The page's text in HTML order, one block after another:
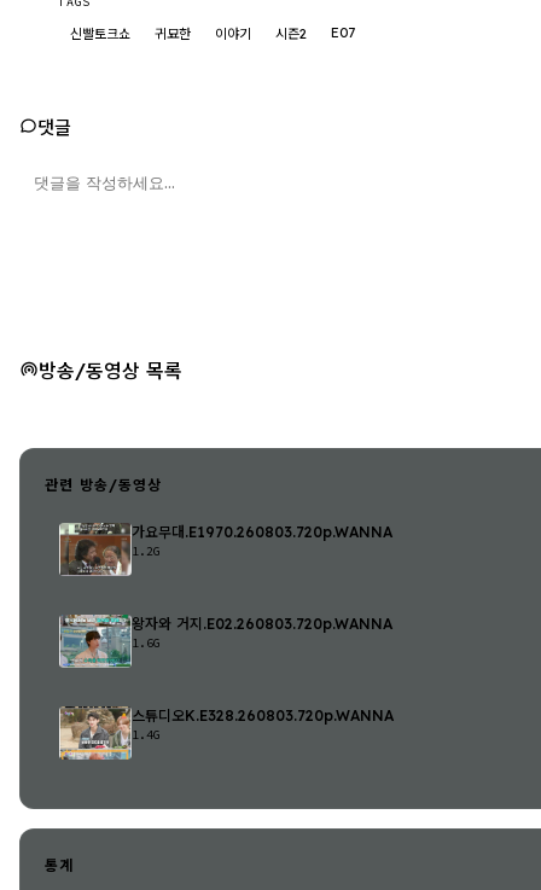
신빨토크쇼 귀묘한 이야기 시즌2 E07
댓글
방송/동영상 목록
관련 방송/동영상
가요무대.E1970.260803.720p.WANNA
1.2G
왕자와 거지.E02.260803.720p.WANNA
1.6G
스튜디오K.E328.260803.720p.WANNA
1.4G
통계